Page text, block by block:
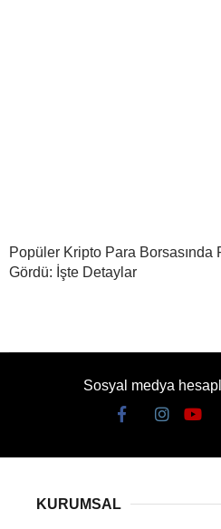
Popüler Kripto Para Borsasında
Gördü: İşte Detaylar
Sosyal medya
KURUMSAL